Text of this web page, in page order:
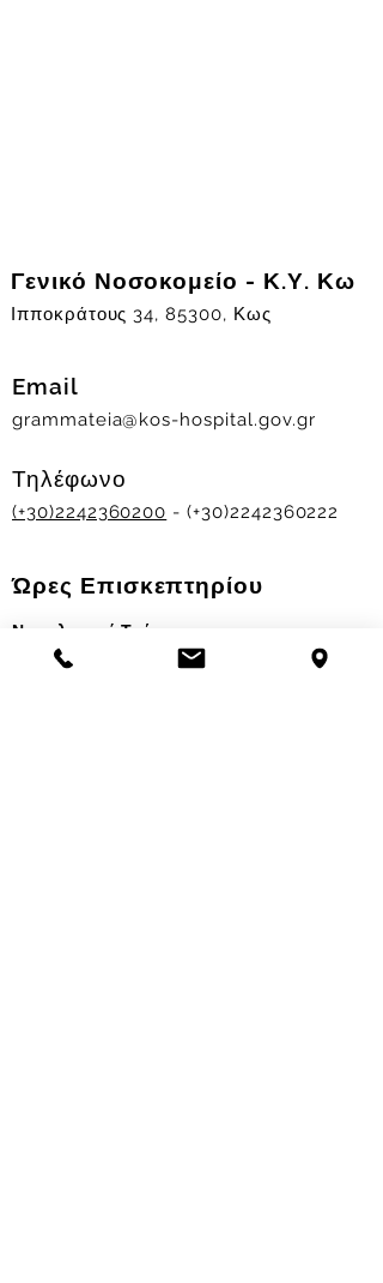
Γενικό Νοσοκομείο - Κ.Υ. Κω
Ιπποκράτους 34, 85300, Κως
Email
grammateia@kos-hospital.gov.gr
Τηλέφωνο
(+30)2242360200 - (+30)2242360222
Ώρες Επισκεπτηρίου
Νοσηλευτικά Τμήματα
Χειμερινό ωράριο: 11.00-13.00
17.30-19.30